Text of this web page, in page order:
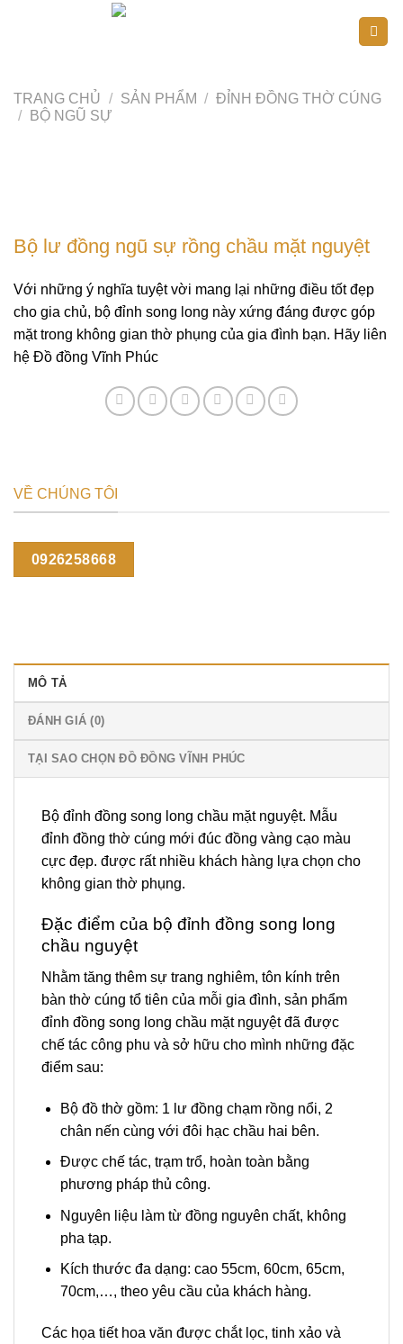
TRANG CHỦ / SẢN PHẨM / ĐỈNH ĐỒNG THỜ CÚNG
/
BỘ NGŨ SỰ
Bộ lư đồng ngũ sự rồng chầu mặt nguyệt
Với những ý nghĩa tuyệt vời mang lại những điều tốt đẹp
cho gia chủ, bộ đỉnh song long này xứng đáng được góp
mặt trong không gian thờ phụng của gia đình bạn. Hãy liên
hệ Đồ đồng Vĩnh Phúc
VỀ CHÚNG TÔI
0926258668
MÔ TẢ
ĐÁNH GIÁ (0)
TẠI SAO CHỌN ĐỒ ĐỒNG VĨNH PHÚC
Bộ đỉnh đồng song long chầu mặt nguyệt. Mẫu
đỉnh đồng thờ cúng mới đúc đồng vàng cạo màu
cực đẹp. được rất nhiều khách hàng lựa chọn cho
không gian thờ phụng.
Đặc điểm của bộ đỉnh đồng song long
chầu nguyệt
Nhằm tăng thêm sự trang nghiêm, tôn kính trên
bàn thờ cúng tổ tiên của mỗi gia đình, sản phẩm
đỉnh đồng song long chầu mặt nguyệt đã được
chế tác công phu và sở hữu cho mình những đặc
điểm sau:
Bộ đồ thờ gồm: 1 lư đồng chạm rồng nổi, 2
chân nến cùng với đôi hạc chầu hai bên.
Được chế tác, trạm trổ, hoàn toàn bằng
phương pháp thủ công.
Nguyên liệu làm từ đồng nguyên chất, không
pha tạp.
Kích thước đa dạng: cao 55cm, 60cm, 65cm,
70cm,…, theo yêu cầu của khách hàng.
Các họa tiết hoa văn được chắt lọc, tinh xảo và